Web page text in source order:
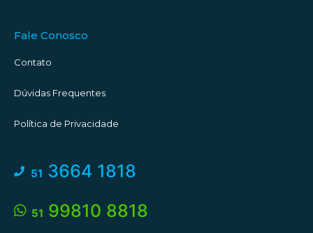
Fale Conosco
Contato
Dúvidas Frequentes
Política de Privacidade
51 3664 1818
51 99810 8818